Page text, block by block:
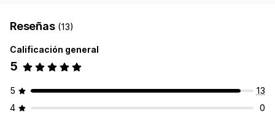
Reseñas (13)
Calificación general
5
5
13
4
0